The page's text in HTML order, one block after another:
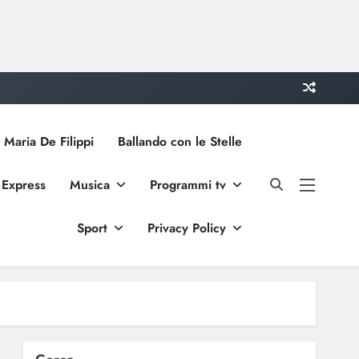
De Filippi Ballando con le Stelle
Musica Programmi tv
Sport Privacy Policy